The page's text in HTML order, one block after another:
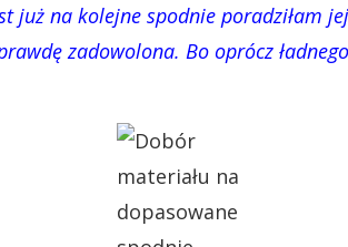
już na kolejne spodnie poradziłam
zadowolona. Bo oprócz